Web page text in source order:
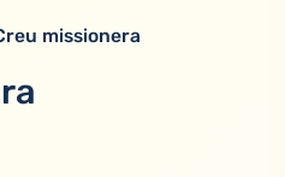
missionera